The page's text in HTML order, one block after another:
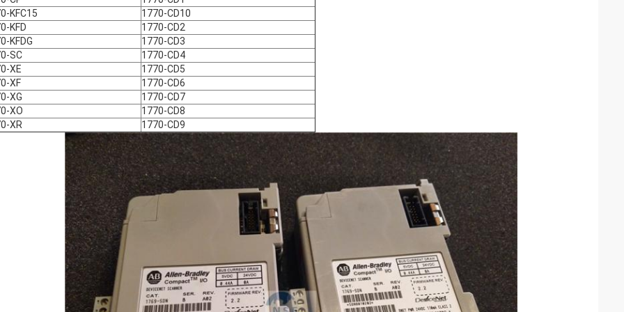
KFC15
1770-CD10
KFD
1770-CD2
KFDG
1770-CD3
SC
1770-CD4
XE
1770-CD5
XF
1770-CD6
XG
1770-CD7
XO
1770-CD8
XR
1770-CD9